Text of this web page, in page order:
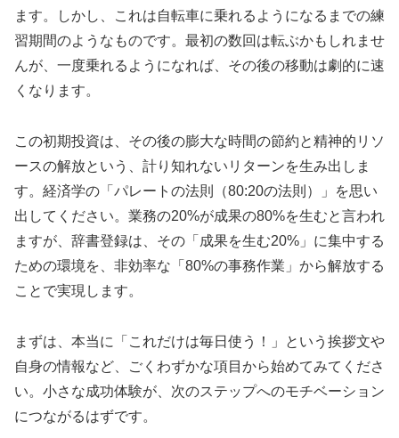
ます。しかし、これは自転車に乗れるようになるまでの練
習期間のようなものです。最初の数回は転ぶかもしれませ
んが、一度乗れるようになれば、その後の移動は劇的に速
くなります。
この初期投資は、その後の膨大な時間の節約と精神的リソ
ースの解放という、計り知れないリターンを生み出しま
す。経済学の「パレートの法則（80:20の法則）」を思い
出してください。業務の20%が成果の80%を生むと言われ
ますが、辞書登録は、その「成果を生む20%」に集中する
ための環境を、非効率な「80%の事務作業」から解放する
ことで実現します。
まずは、本当に「これだけは毎日使う！」という挨拶文や
自身の情報など、ごくわずかな項目から始めてみてくださ
い。小さな成功体験が、次のステップへのモチベーション
につながるはずです。